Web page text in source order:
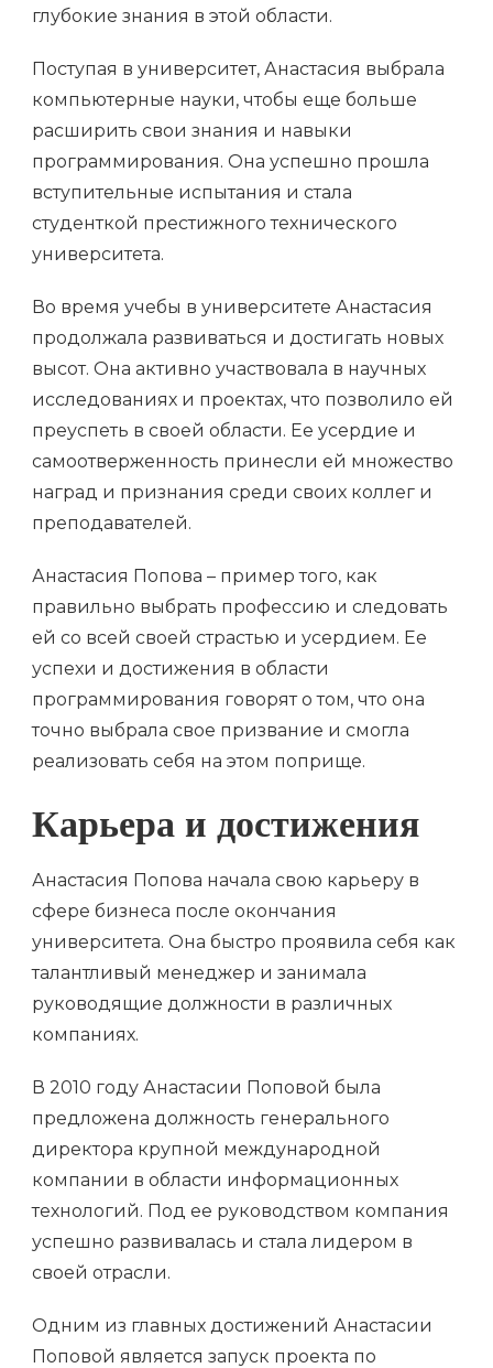
глубокие знания в этой области.
Поступая в университет, Анастасия выбрала
компьютерные науки, чтобы еще больше
расширить свои знания и навыки
программирования. Она успешно прошла
вступительные испытания и стала
студенткой престижного технического
университета.
Во время учебы в университете Анастасия
продолжала развиваться и достигать новых
высот. Она активно участвовала в научных
исследованиях и проектах, что позволило ей
преуспеть в своей области. Ее усердие и
самоотверженность принесли ей множество
наград и признания среди своих коллег и
преподавателей.
Анастасия Попова – пример того, как
правильно выбрать профессию и следовать
ей со всей своей страстью и усердием. Ее
успехи и достижения в области
программирования говорят о том, что она
точно выбрала свое призвание и смогла
реализовать себя на этом поприще.
Карьера и достижения
Анастасия Попова начала свою карьеру в
сфере бизнеса после окончания
университета. Она быстро проявила себя как
талантливый менеджер и занимала
руководящие должности в различных
компаниях.
В 2010 году Анастасии Поповой была
предложена должность генерального
директора крупной международной
компании в области информационных
технологий. Под ее руководством компания
успешно развивалась и стала лидером в
своей отрасли.
Одним из главных достижений Анастасии
Поповой является запуск проекта по